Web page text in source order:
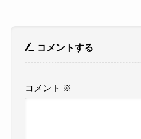
コメントする
コメント ※